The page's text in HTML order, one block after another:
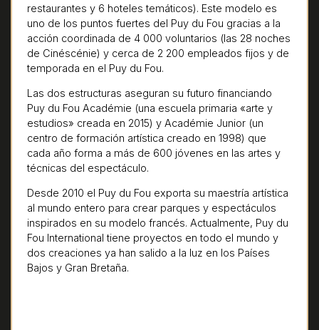
restaurantes y 6 hoteles temáticos). Este modelo es
uno de los puntos fuertes del Puy du Fou gracias a la
acción coordinada de 4 000 voluntarios (las 28 noches
de Cinéscénie) y cerca de 2 200 empleados fijos y de
temporada en el Puy du Fou.
Las dos estructuras aseguran su futuro financiando
Puy du Fou Académie (una escuela primaria «arte y
estudios» creada en 2015) y Académie Junior (un
centro de formación artística creado en 1998) que
cada año forma a más de 600 jóvenes en las artes y
técnicas del espectáculo.
Desde 2010 el Puy du Fou exporta su maestría artística
al mundo entero para crear parques y espectáculos
inspirados en su modelo francés. Actualmente, Puy du
Fou International tiene proyectos en todo el mundo y
dos creaciones ya han salido a la luz en los Países
Bajos y Gran Bretaña.